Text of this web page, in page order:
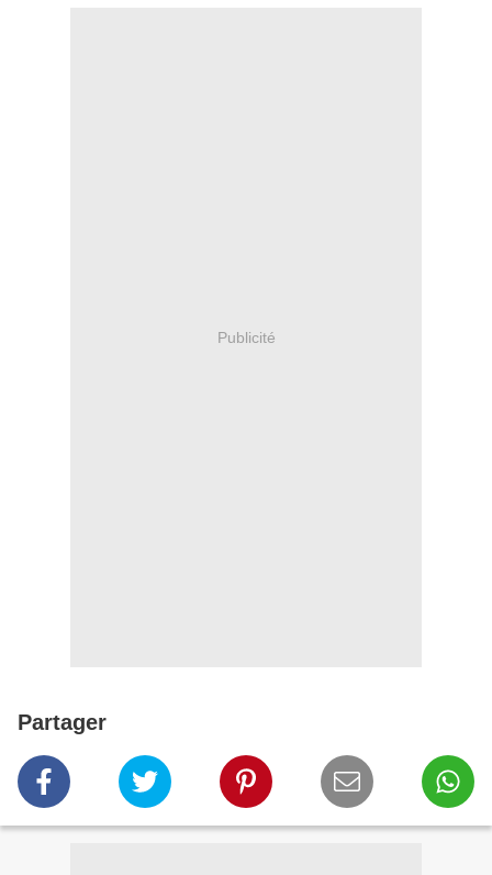
Publicité
Partager